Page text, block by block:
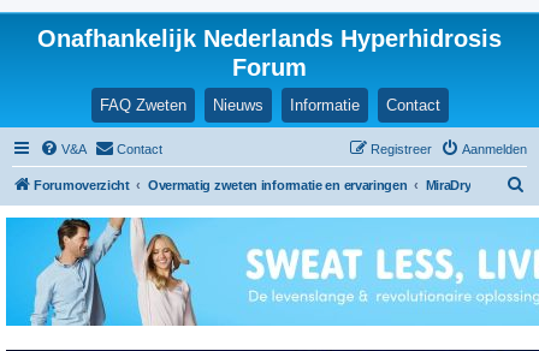
Onafhankelijk Nederlands Hyperhidrosis
Forum
FAQ Zweten Nieuws Informatie Contact
V&A Contact Aanmelden
Registreer
Forumoverzicht Overmatig zweten informatie en ervaringen MiraDry
k